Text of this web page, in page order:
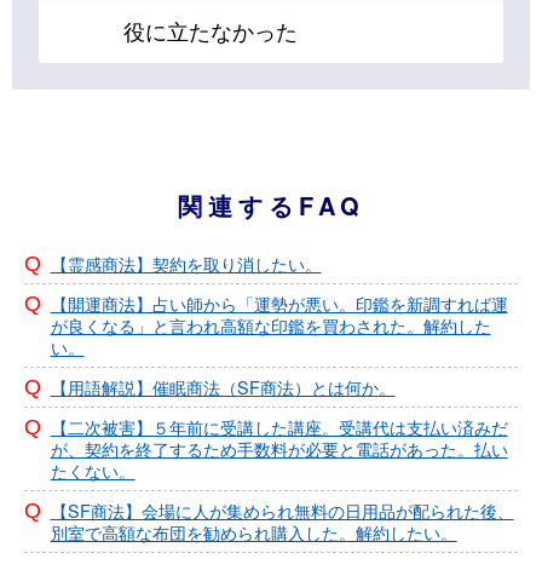
役に立たなかった
関連するFAQ
【霊感商法】契約を取り消したい。
【開運商法】占い師から「運勢が悪い。印鑑を新調すれば運
が良くなる」と言われ高額な印鑑を買わされた。解約した
い。
【用語解説】催眠商法（SF商法）とは何か。
【二次被害】５年前に受講した講座。受講代は支払い済みだ
が、契約を終了するため手数料が必要と電話があった。払い
たくない。
【SF商法】会場に人が集められ無料の日用品が配られた後、
別室で高額な布団を勧められ購入した。解約したい。